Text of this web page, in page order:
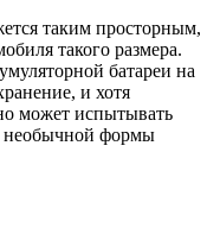
таким просторным,
такого размера.
батареи на
и хотя
может испытывать
необычной формы